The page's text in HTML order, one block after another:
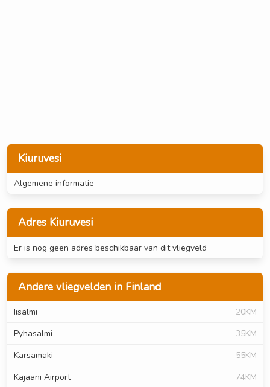
Kiuruvesi
Algemene informatie
Adres Kiuruvesi
Er is nog geen adres beschikbaar van dit vliegveld
Andere vliegvelden in Finland
Iisalmi
20KM
Pyhasalmi
35KM
Karsamaki
55KM
Kajaani Airport
74KM